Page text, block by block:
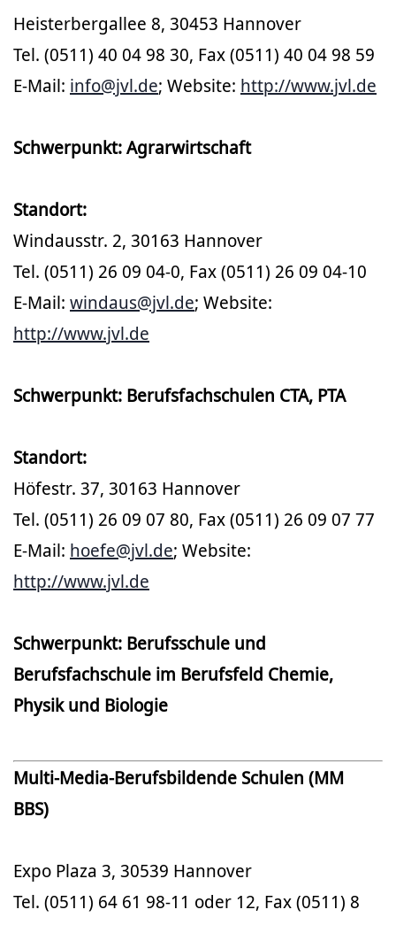
Heisterbergallee 8, 30453 Hannover
Tel. (0511) 40 04 98 30, Fax (0511) 40 04 98 59
E-Mail: info@jvl.de; Website: http://www.jvl.de
Schwerpunkt: Agrarwirtschaft
Standort:
Windausstr. 2, 30163 Hannover
Tel. (0511) 26 09 04-0, Fax (0511) 26 09 04-10
E-Mail: windaus@jvl.de; Website:
http://www.jvl.de
Schwerpunkt: Berufsfachschulen CTA, PTA
Standort:
Höfestr. 37, 30163 Hannover
Tel. (0511) 26 09 07 80, Fax (0511) 26 09 07 77
E-Mail: hoefe@jvl.de; Website:
http://www.jvl.de
Schwerpunkt: Berufsschule und
Berufsfachschule im Berufsfeld Chemie,
Physik und Biologie
Multi-Media-Berufsbildende Schulen (MM
BBS)
Expo Plaza 3, 30539 Hannover
Tel. (0511) 64 61 98-11 oder 12, Fax (0511) 8